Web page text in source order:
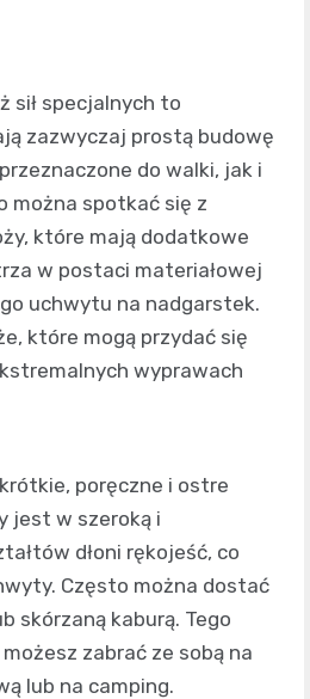
sił specjalnych to
zazwyczaj prostą budowę
do walki, jak i
można spotkać się z
które mają dodatkowe
w postaci materiałowej
uchwytu na nadgarstek.
które mogą przydać się
wyprawach
poręczne i ostre
jest w szeroką i
dłoni rękojeść, co
Często można dostać
skórzaną kaburą. Tego
zabrać ze sobą na
lub na camping.